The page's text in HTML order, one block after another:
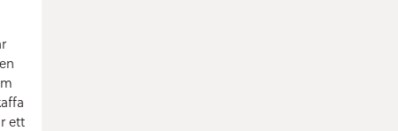
ett